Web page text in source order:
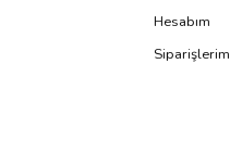
Hesabım
Siparişlerim